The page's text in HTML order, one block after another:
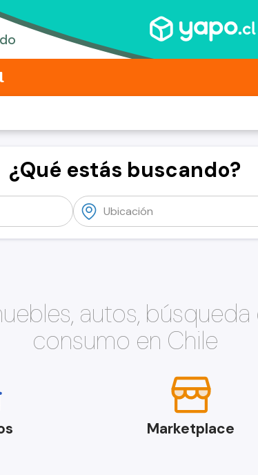
¿Qué estás buscando?
autos,
consumo en Chile
Marketplace